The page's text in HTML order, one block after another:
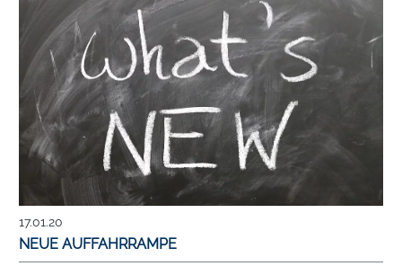
17.01.20
NEUE AUFFAHRRAMPE